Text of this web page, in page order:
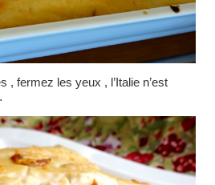
, fermez les yeux , l’Italie n’est